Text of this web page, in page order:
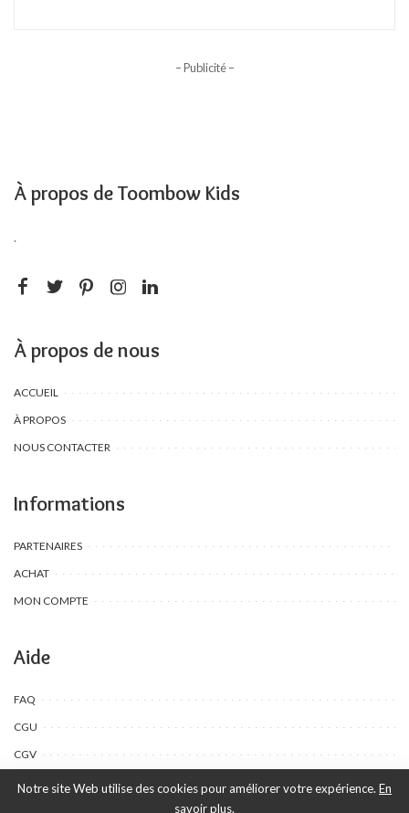
– Publicité –
À propos de Toombow Kids
.
À propos de nous
ACCUEIL
À PROPOS
NOUS CONTACTER
Informations
PARTENAIRES
ACHAT
MON COMPTE
Aide
FAQ
CGU
CGV
Notre site Web utilise des cookies pour améliorer votre expérience. En
savoir plus.